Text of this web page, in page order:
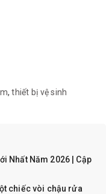
,thiết bị vệ sinh
Nhất Năm 2026 | Cập
chiếc vòi chậu rửa